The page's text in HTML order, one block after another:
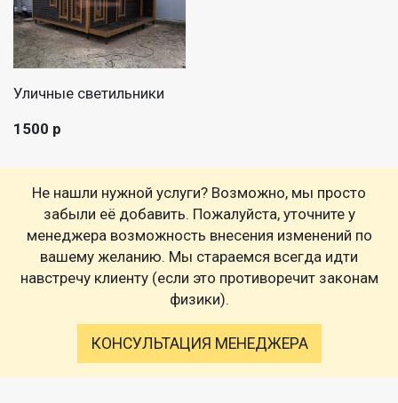
Уличные светильники
1500 р
Не нашли нужной услуги? Возможно, мы просто
забыли её добавить. Пожалуйста, уточните у
менеджера возможность внесения изменений по
вашему желанию. Мы стараемся всегда идти
навстречу клиенту (если это противоречит законам
физики).
КОНСУЛЬТАЦИЯ МЕНЕДЖЕРА